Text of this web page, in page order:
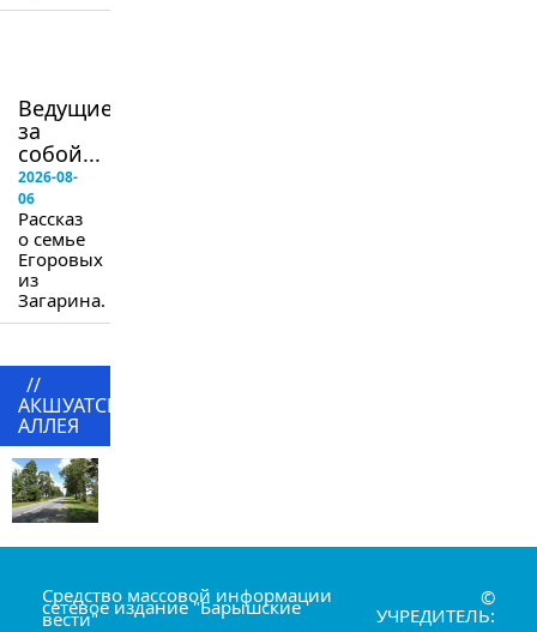
Ведущие
за
собой...
2026-08-
06
Рассказ
о семье
Егоровых
из
Загарина.
//
АКШУАТСКАЯ
АЛЛЕЯ
Средство массовой информации
сетевое издание "Барышские
вести"
©
УЧРЕДИТЕЛЬ: